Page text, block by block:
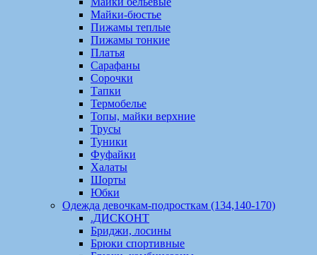
Майки-бюстье
Пижамы теплые
Пижамы тонкие
Платья
Сарафаны
Сорочки
Тапки
Термобелье
Топы, майки верхние
Трусы
Туники
Фуфайки
Халаты
Шорты
Юбки
Одежда девочкам-подросткам (134,140-170)
.ДИСКОНТ
Бриджи, лосины
Брюки спортивные